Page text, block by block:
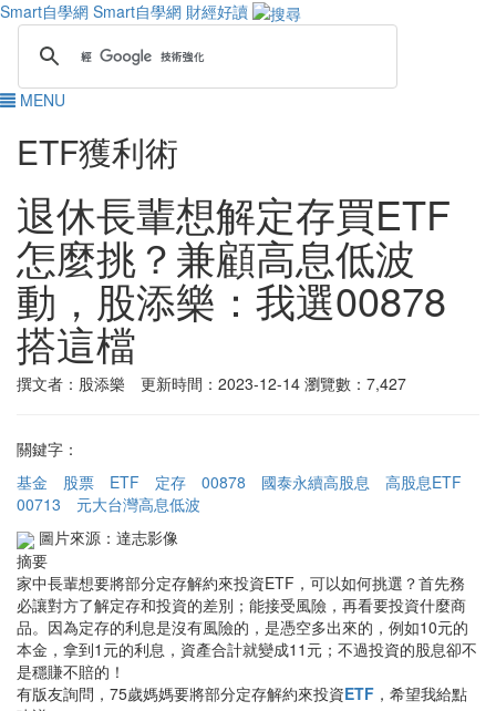
Smart自學網 Smart自學網 財經好讀
MENU
ETF獲利術
退休長輩想解定存買ETF
怎麼挑？兼顧高息低波
動，股添樂：我選00878
搭這檔
撰文者：股添樂 更新時間：2023-12-14 瀏覽數：7,427
關鍵字：
基金
股票 ETF 定存 00878 國泰永續高股息
高股息ETF
00713
元大台灣高息低波
圖片來源：達志影像
摘要
家中長輩想要將部分定存解約來投資ETF，可以如何挑選？首先務
必讓對方了解定存和投資的差別；能接受風險，再看要投資什麼商
品。因為定存的利息是沒有風險的，是憑空多出來的，例如10元的
本金，拿到1元的利息，資產合計就變成11元；不過投資的股息卻不
是穩賺不賠的！
有版友詢問，75歲媽媽要將部分定存解約來投資ETF ，希望我給點